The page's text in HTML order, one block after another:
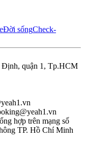
Đời sốngCheck-
Định, quận 1, Tp.HCM
hợp trên mạng số
TP. Hồ Chí Minh